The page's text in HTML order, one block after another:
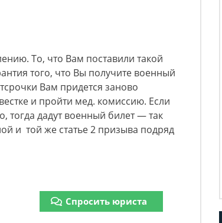
То, что Вам поставили такой
того, что Вы получите военный
Вам придется заново
и пройти мед. комиссию. Если
тогда дадут военный билет — так
и той же статье 2 призыва подряд
Спросить юриста